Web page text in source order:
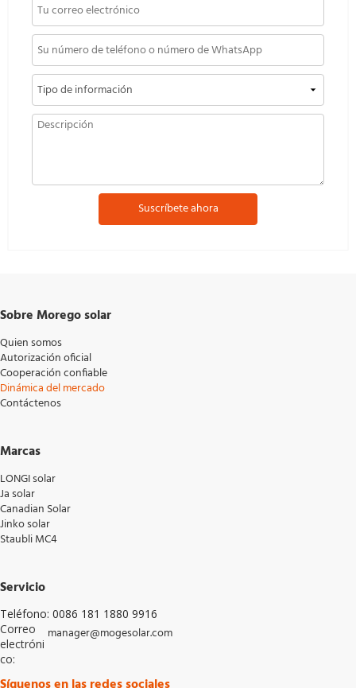
Suscríbete ahora
Sobre Morego solar
Quien somos
Autorización oficial
Cooperación confiable
Dinámica del mercado
Contáctenos
Marcas
LONGI solar
Ja solar
Canadian Solar
Jinko solar
Staubli MC4
Servicio
Teléfono: 0086 181 1880 9916
Correo
electróni
co:
manager@mogesolar.com